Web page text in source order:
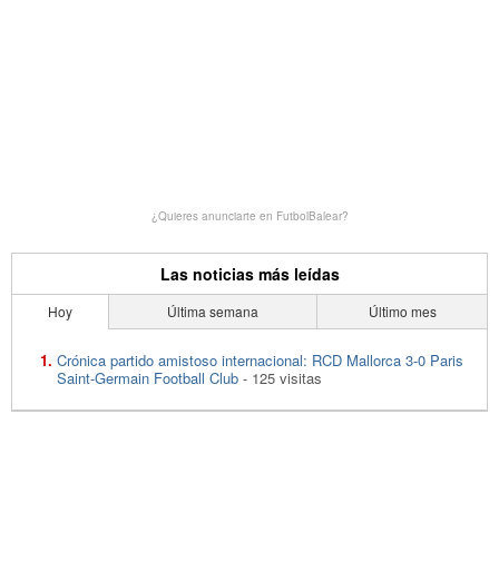
¿Quieres anunciarte en FutbolBalear?
Las noticias más leídas
Hoy Última semana Último mes
Crónica partido amistoso internacional: RCD Mallorca 3-0 Paris
Saint-Germain Football Club - 125 visitas